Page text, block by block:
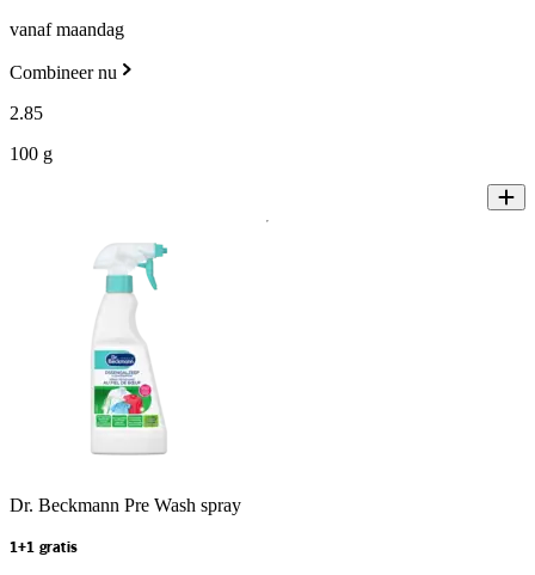
vanaf maandag
Combineer nu
2.85
100 g
Dr. Beckmann Pre Wash spray
1+1 gratis